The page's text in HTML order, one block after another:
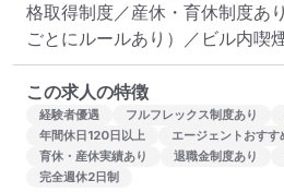
格取得制度／産休・育休制度あ
ごとにルールあり）／ビル内喫
この求人の特徴
経験者優遇 フルフレックス制度あり
年間休日120日以上
エージェントおすす
育休・産休実績あり
退職金制度あり
完全週休2日制